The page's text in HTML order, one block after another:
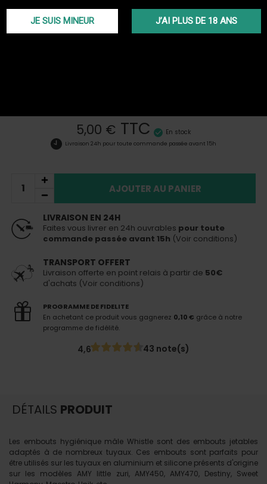
JE SUIS MINEUR J’AI PLUS DE 18 ANS
Embouts hygiéniques
Whistle
5,00 € TTC En stock
Livraison 24h pour toute commande passée avant 15h
AJOUTER AU PANIER
LIVRAISON EN 24H
Faites vous livrer en 24h ouvrables pour toute
commande passée avant 15h (Voir conditions)
TRANSPORT OFFERT
Livraison offerte en point relais à partir de 50€
d'achats (Voir conditions)
PROGRAMME DE FIDELITE
En achetant ce produit vous gagnerez 0,10 € grâce à notre
programme de fidélité.
4,6 43 note(s)
DÉTAILS PRODUIT
Les embouts hygiénique mâle Whistle sont des embouts jetables
adaptés à de nombreux tuyaux. Ces embouts sont parfaits pour
être utilisés sur les tuyaux en aluminium et silicone présents d'origine
sur les modèles AMY little zuri, AMY450, AMY470, Destiny, Sweet